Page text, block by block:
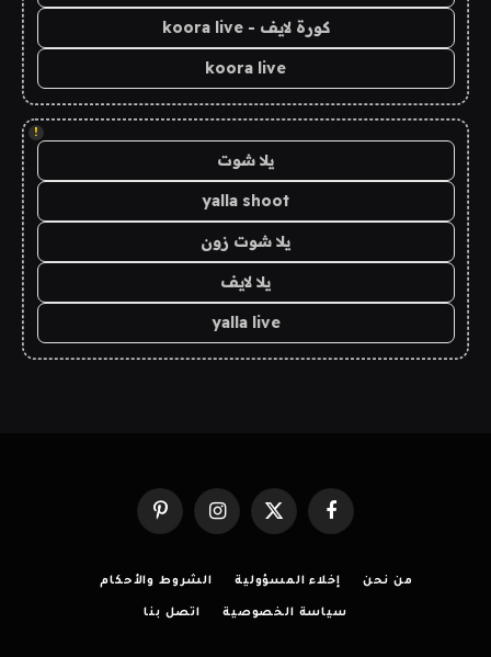
كورة لايف - koora live
koora live
!
يلا شوت
yalla shoot
يلا شوت زون
يلا لايف
yalla live
فيسبوك X
(Twitter)
الانستغرامبينتيريست
من نحن إخلاء المسؤولية الشروط والأحكام
سياسة الخصوصية اتصل بنا